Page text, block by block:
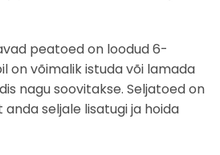
peatoed on loodud 6-
on võimalik istuda või lamada
nagu soovitakse. Seljatoed on
seljale lisatugi ja hoida